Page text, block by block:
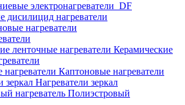
электронагреватели_DF
дисилицид нагреватели
нагреватели
Керамические
Каптоновые нагреватели
Нагреватели зеркал
Полиэстровый